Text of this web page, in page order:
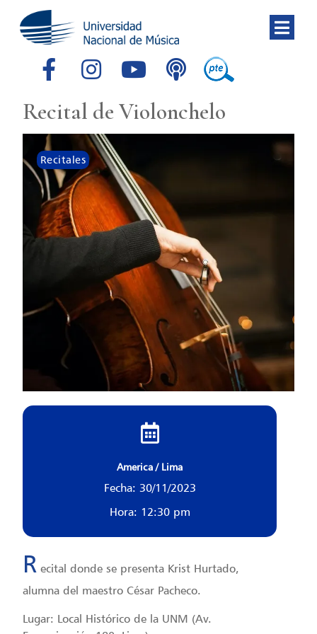
Recital de Violonchelo
Recitales
America / Lima
Fecha: 30/11/2023
Hora: 12:30 pm
R ecital donde se presenta Krist Hurtado,
alumna del maestro César Pacheco.
Lugar: Local Histórico de la UNM (Av.